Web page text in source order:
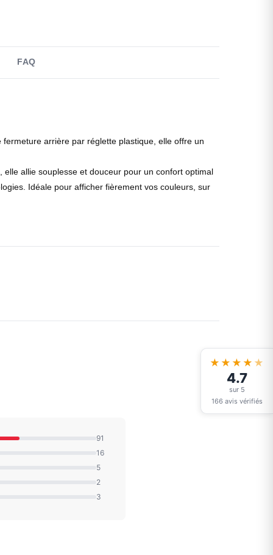
FAQ
arrière par réglette plastique, elle offre un
allie souplesse et douceur pour un confort optimal
Idéale pour afficher fièrement vos couleurs, sur
91
16
5
2
3
★★★★ ★
4.7
sur 5
166 avis vérifiés